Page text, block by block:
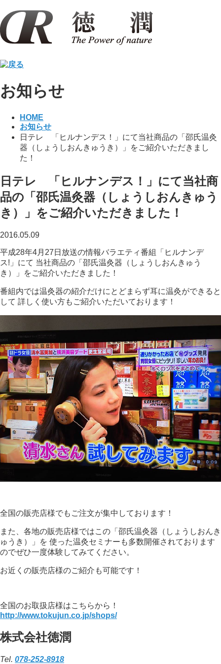
お知らせ
HOME
お知らせ
日テレ 「ヒルナンデス！」にて当社商品の「邵氏温灸
器（しょうしおんきゅうき）」をご紹介いただきまし
た！
日テレ 「ヒルナンデス！」にて当社商
品の「邵氏温灸器（しょうしおんきゅう
き）」をご紹介いただきました！
2016.05.09
平成28年4月27日放送の情報バラエティ番組「ヒルナンデ
ス!」にて 当社商品の「邵氏温灸器（しょうしおんきゅう
き）」をご紹介いただきました！
番組内では温灸器の紹介だけにとどまらず耳に温灸ができると
して 詳しく使い方もご紹介いただいております！
全国の販売店様でもご注文が集中しております！
また、各地の販売店様ではこの「邵氏温灸器（しょうしおんき
ゅうき）」を 使った温灸セミナーも多数開催されております
のでぜひ一度体験してみてください。
お近くの販売店様のご紹介も可能です！
全国のお取扱店様はこちらから！
http://www.tokujun.co.jp/shops/
株式会社徳潤
Tel. 078-252-8918